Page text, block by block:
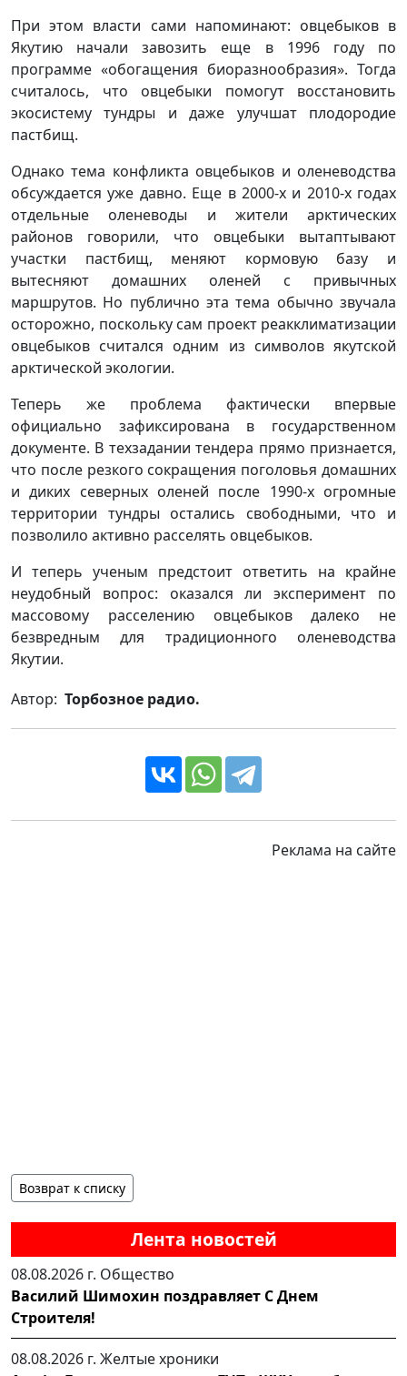
Лента новостей
08.08.2026 г. Общество
Василий Шимохин поздравляет С Днем
Строителя!
08.08.2026 г. Желтые хроники
При этом власти сами напоминают: овцебыков в
Якутию начали завозить еще в 1996 году по
программе «обогащения биоразнообразия». Тогда
считалось, что овцебыки помогут восстановить
экосистему тундры и даже улучшат плодородие
пастбищ.
Однако тема конфликта овцебыков и оленеводства
обсуждается уже давно. Еще в 2000-х и 2010-х годах
отдельные оленеводы и жители арктических
районов говорили, что овцебыки вытаптывают
участки пастбищ, меняют кормовую базу и
вытесняют домашних оленей с привычных
маршрутов. Но публично эта тема обычно звучала
осторожно, поскольку сам проект реакклиматизации
овцебыков считался одним из символов якутской
арктической экологии.
Теперь же проблема фактически впервые
официально зафиксирована в государственном
документе. В техзадании тендера прямо признается,
что после резкого сокращения поголовья домашних
и диких северных оленей после 1990-х огромные
территории тундры остались свободными, что и
позволило активно расселять овцебыков.
И теперь ученым предстоит ответить на крайне
неудобный вопрос: оказался ли эксперимент по
массовому расселению овцебыков далеко не
безвредным для традиционного оленеводства
Якутии.
Автор: Торбозное радио.
Реклама на сайте
Возврат к списку